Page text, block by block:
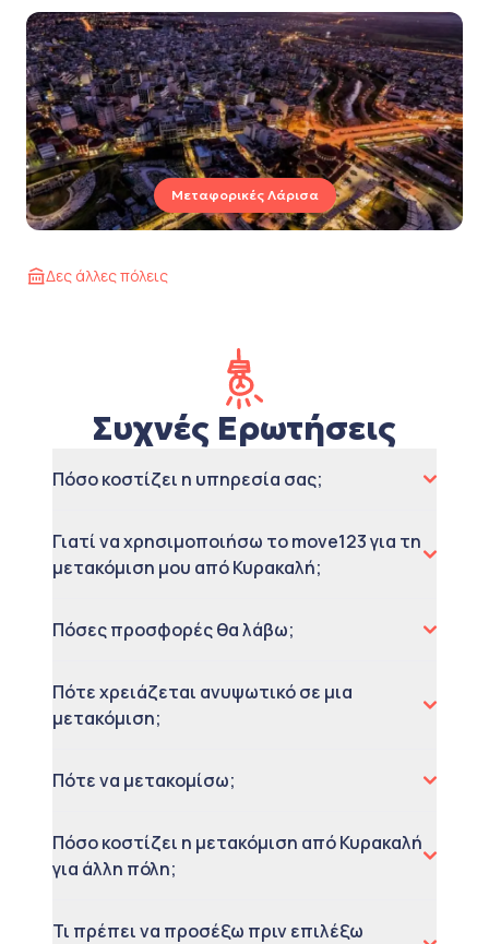
Μεταφορικές Λάρισα
Δες άλλες πόλεις
Συχνές Ερωτήσεις
Πόσο κοστίζει η υπηρεσία σας;
Γιατί να χρησιμοποιήσω το move123 για τη
μετακόμιση μου από Κυρακαλή;
Πόσες προσφορές θα λάβω;
Πότε χρειάζεται ανυψωτικό σε μια
μετακόμιση;
Πότε να μετακομίσω;
Πόσο κοστίζει η μετακόμιση από Κυρακαλή
για άλλη πόλη;
Τι πρέπει να προσέξω πριν επιλέξω